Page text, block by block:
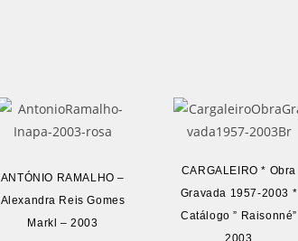
ANTÓNIO RAMALHO –
Alexandra Reis Gomes
Markl – 2003
CARGALEIRO * Obra
Gravada 1957-2003 *
Catálogo ” Raisonné”
2003